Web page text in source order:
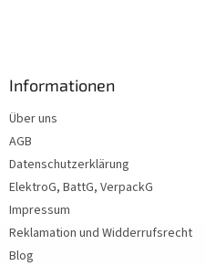
Informationen
Über uns
AGB
Datenschutzerklärung
ElektroG, BattG, VerpackG
Impressum
Reklamation und Widderrufsrecht
Blog